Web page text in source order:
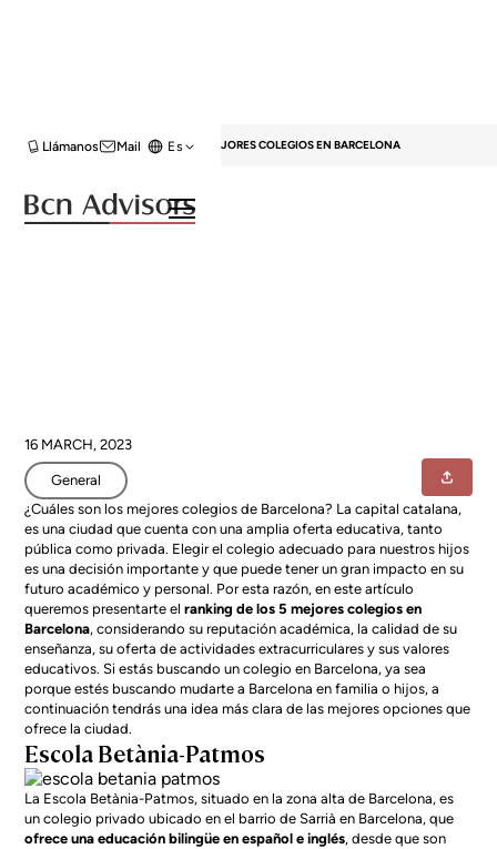
Mail
Llámanos Es
HOME BLOG GENERAL LOS 5 MEJORES COLEGIOS EN BARCELONA
16 MARCH, 2023
General
¿Cuáles son los mejores colegios de Barcelona? La capital catalana,
es una ciudad que cuenta con una amplia oferta educativa, tanto
pública como privada. Elegir el colegio adecuado para nuestros hijos
es una decisión importante y que puede tener un gran impacto en su
futuro académico y personal. Por esta razón, en este artículo
queremos presentarte elranking de los 5 mejores colegios en
Barcelona, considerando su reputación académica, la calidad de su
enseñanza, su oferta de actividades extracurriculares y sus valores
educativos. Si estás buscando un colegio en Barcelona, ya sea
porque estés buscando mudarte a Barcelona en familia o hijos, a
continuación tendrás una idea más clara de las mejores opciones que
ofrece la ciudad.
Escola Betània-Patmos
La Escola Betània-Patmos, situado en lazona alta de Barcelona, es
un colegio privado ubicado en el barrio de Sarrià en Barcelona, que
ofrece una educación bilingüe en español e inglés, desde que son